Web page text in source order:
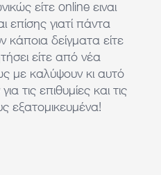
είτε online ειναι
γιατί πάντα
κάποια δείγματα είτε
είτε από νέα
με καλύψουν κι αυτό
τις επιθυμίες και τις
εξατομικευμένα!